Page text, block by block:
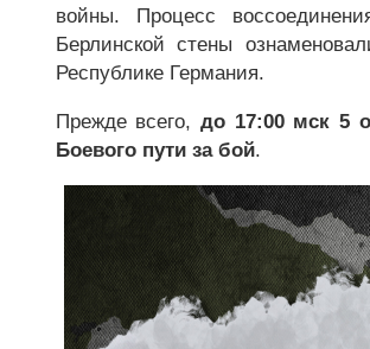
войны. Процесс
Берлинской стены
Республике Германия.
Прежде всего, до 17:00 мск 5
Боевого пути за бой.